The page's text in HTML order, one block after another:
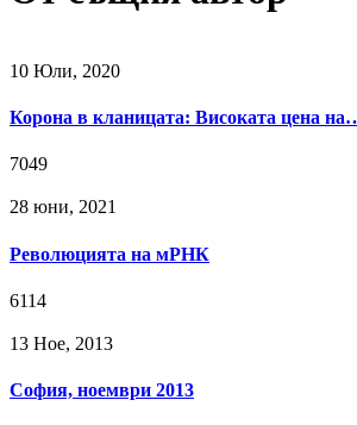
10 Юли, 2020
Корона в кланицата: Високата цена
7049
28 юни, 2021
Революцията на мРНК
6114
13 Ное, 2013
София, ноември 2013